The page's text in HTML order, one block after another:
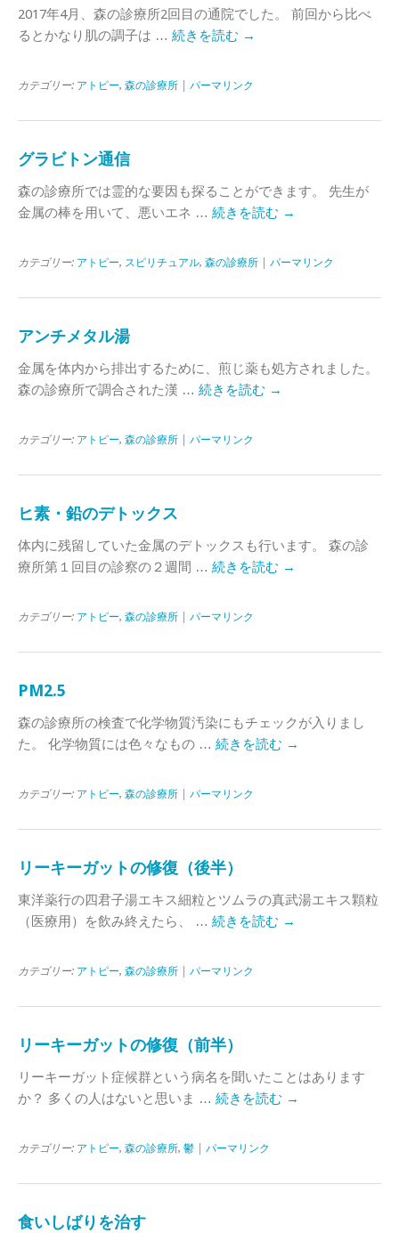
2017年4月、森の診療所2回目の通院でした。 前回から比べ
るとかなり肌の調子は … 続きを読む →
カテゴリー: アトピー, 森の診療所 パーマリンク
グラビトン通信
森の診療所では霊的な要因も探ることができます。 先生が
金属の棒を用いて、悪いエネ … 続きを読む →
カテゴリー: アトピー, スピリチュアル, 森の診療所 パーマリンク
アンチメタル湯
金属を体内から排出するために、煎じ薬も処方されました。
森の診療所で調合された漢 … 続きを読む →
カテゴリー: アトピー, 森の診療所 パーマリンク
ヒ素・鉛のデトックス
体内に残留していた金属のデトックスも行います。 森の診
療所第１回目の診察の２週間 … 続きを読む →
カテゴリー: アトピー, 森の診療所 パーマリンク
PM2.5
森の診療所の検査で化学物質汚染にもチェックが入りまし
た。 化学物質には色々なもの … 続きを読む →
カテゴリー: アトピー, 森の診療所 パーマリンク
リーキーガットの修復（後半）
東洋薬行の四君子湯エキス細粒とツムラの真武湯エキス顆粒
（医療用）を飲み終えたら、 … 続きを読む →
カテゴリー: アトピー, 森の診療所 パーマリンク
リーキーガットの修復（前半）
リーキーガット症候群という病名を聞いたことはあります
か？ 多くの人はないと思いま … 続きを読む →
カテゴリー: アトピー, 森の診療所, 鬱 パーマリンク
食いしばりを治す